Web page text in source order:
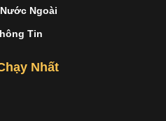
Ngoài
Tin
Nhất